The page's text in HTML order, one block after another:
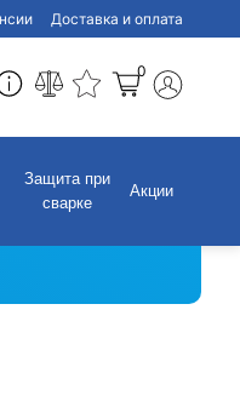
Доставка и оплата
0
Защита при
сварке
Акции